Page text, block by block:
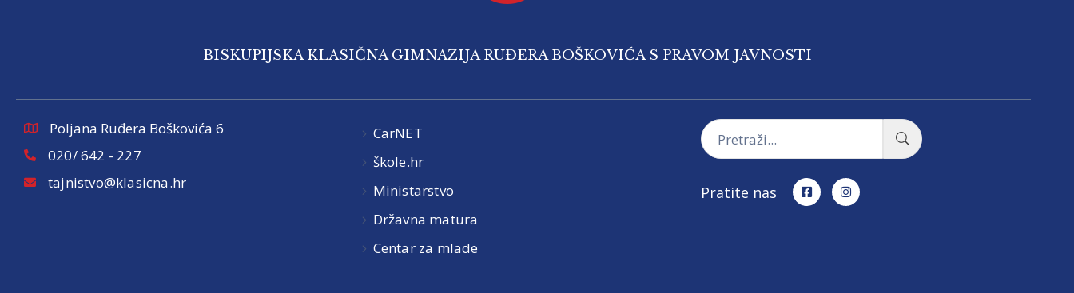
BISKUPIJSKA KLASIČNA GIMNAZIJA RUĐERA BOŠKOVIĆA S PRAVOM JAVNOSTI
Poljana Ruđera Boškovića 6
020/ 642 - 227
tajnistvo@klasicna.hr
CarNET
škole.hr
Ministarstvo
Državna matura
Centar za mlade
Pratite nas